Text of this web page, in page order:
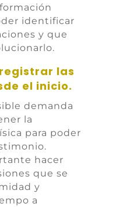
identificar
y que
las
el inicio.
demanda
la
para poder
hacer
que se
y
a